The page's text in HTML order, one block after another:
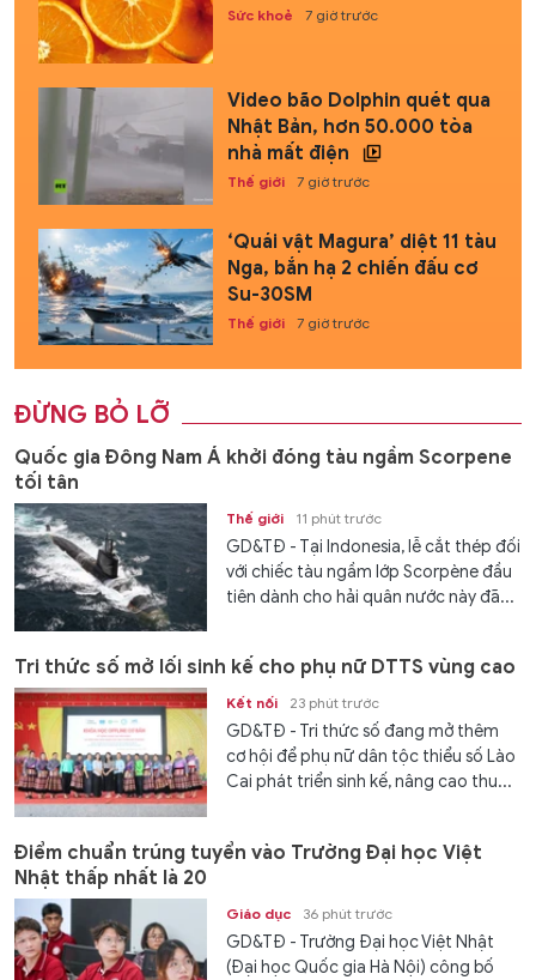
Sức khoẻ 7 giờ trước
Video bão Dolphin quét qua
Nhật Bản, hơn 50.000 tòa
nhà mất điện
Thế giới 7 giờ trước
‘Quái vật Magura’ diệt 11 tàu
Nga, bắn hạ 2 chiến đấu cơ
Su-30SM
Thế giới 7 giờ trước
ĐỪNG BỎ LỠ
Quốc gia Đông Nam Á khởi đóng tàu ngầm Scorpene
tối tân
Thế giới 11 phút trước
GD&TĐ - Tại Indonesia, lễ cắt thép đối
với chiếc tàu ngầm lớp Scorpène đầu
tiên dành cho hải quân nước này đã...
Tri thức số mở lối sinh kế cho phụ nữ DTTS vùng cao
Kết nối 23 phút trước
GD&TĐ - Tri thức số đang mở thêm
cơ hội để phụ nữ dân tộc thiểu số Lào
Cai phát triển sinh kế, nâng cao thu...
Điểm chuẩn trúng tuyển vào Trường Đại học Việt
Nhật thấp nhất là 20
Giáo dục 36 phút trước
GD&TĐ - Trường Đại học Việt Nhật
(Đại học Quốc gia Hà Nội) công bố